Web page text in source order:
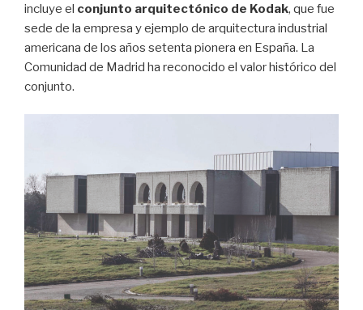
incluye el conjunto arquitectónico de Kodak, que fue
sede de la empresa y ejemplo de arquitectura industrial
americana de los años setenta pionera en España. La
Comunidad de Madrid ha reconocido el valor histórico del
conjunto.